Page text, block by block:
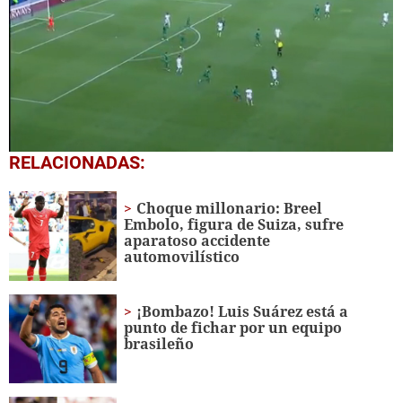
0
seconds
1
minute,
50
seconds
RELACIONADAS:
Choque millonario: Breel
Embolo, figura de Suiza, sufre
aparatoso accidente
automovilístico
¡Bombazo! Luis Suárez está a
punto de fichar por un equipo
brasileño